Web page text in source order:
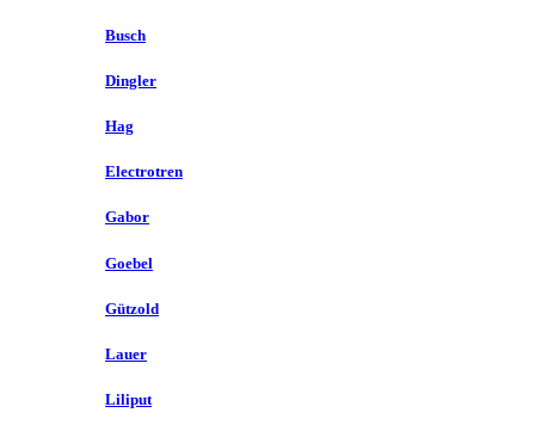
Busch
Dingler
Hag
Electrotren
Gabor
Goebel
Gützold
Lauer
Liliput